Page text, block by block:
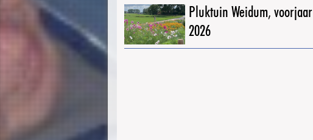
Pluktuin Weidum, voorjaar
2026